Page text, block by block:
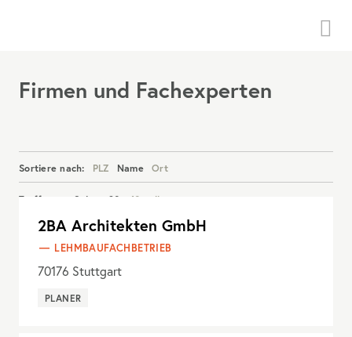
Firmen und Fachexperten
Sortiere nach: PLZ Name Ort
Treffer pro Seite: 20 40 alle
Details anzeigen
2BA Architekten GmbH
LEHMBAUFACHBETRIEB
70176 Stuttgart
PLANER